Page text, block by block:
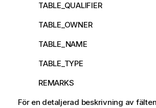
TABLE_QUALIFIER
TABLE_OWNER
TABLE_NAME
TABLE_TYPE
REMARKS
För en detaljerad beskrivning av